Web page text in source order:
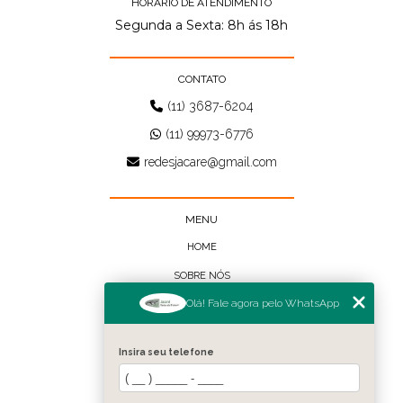
HORÁRIO DE ATENDIMENTO
Segunda a Sexta: 8h ás 18h
CONTATO
(11) 3687-6204
(11) 99973-6776
redesjacare@gmail.com
MENU
HOME
SOBRE NÓS
BLOG
CATEGORIAS
FALE CONOSCO
Olá! Fale agora pelo WhatsApp
Insira seu telefone